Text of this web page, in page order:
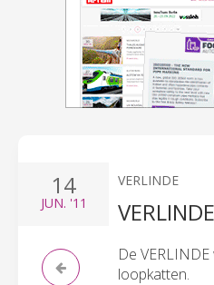
14
JUN. '11
VERLINDE
De
loopkatten.